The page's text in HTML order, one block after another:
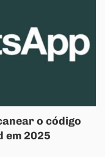
o código
em 2025